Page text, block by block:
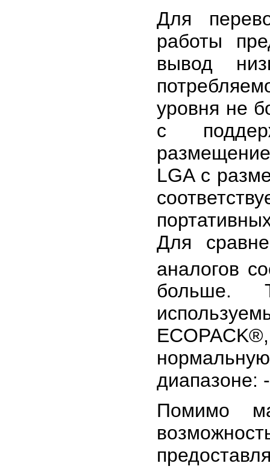
Для
работы
вывод
уровня не
с
LGA с
Для
аналогов
больше.
диапазоне:
Помимо